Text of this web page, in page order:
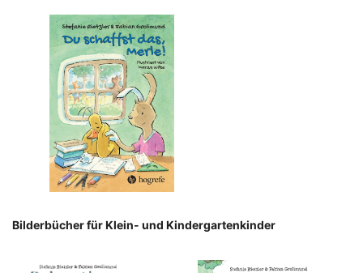
Bilderbücher für Klein- und Kindergartenkinder